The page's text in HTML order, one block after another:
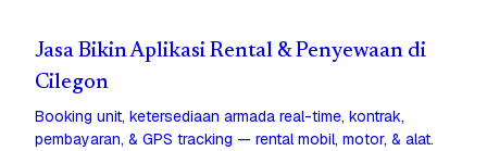
Jasa Bikin Aplikasi Rental & Penyewaan di
Cilegon
Booking unit, ketersediaan armada real-time, kontrak,
pembayaran, & GPS tracking — rental mobil, motor, & alat.